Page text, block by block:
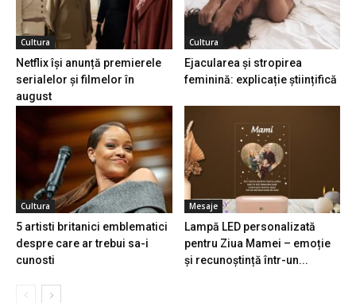
Cultura
Netflix își anunță premierele
serialelor și filmelor în
august
Cultura
Ejacularea și stropirea
feminină: explicație științifică
Cultura
5 artisti britanici emblematici
despre care ar trebui sa-i
cunosti
Mesaje
Lampă LED personalizată
pentru Ziua Mamei – emoție
și recunoștință într-un...